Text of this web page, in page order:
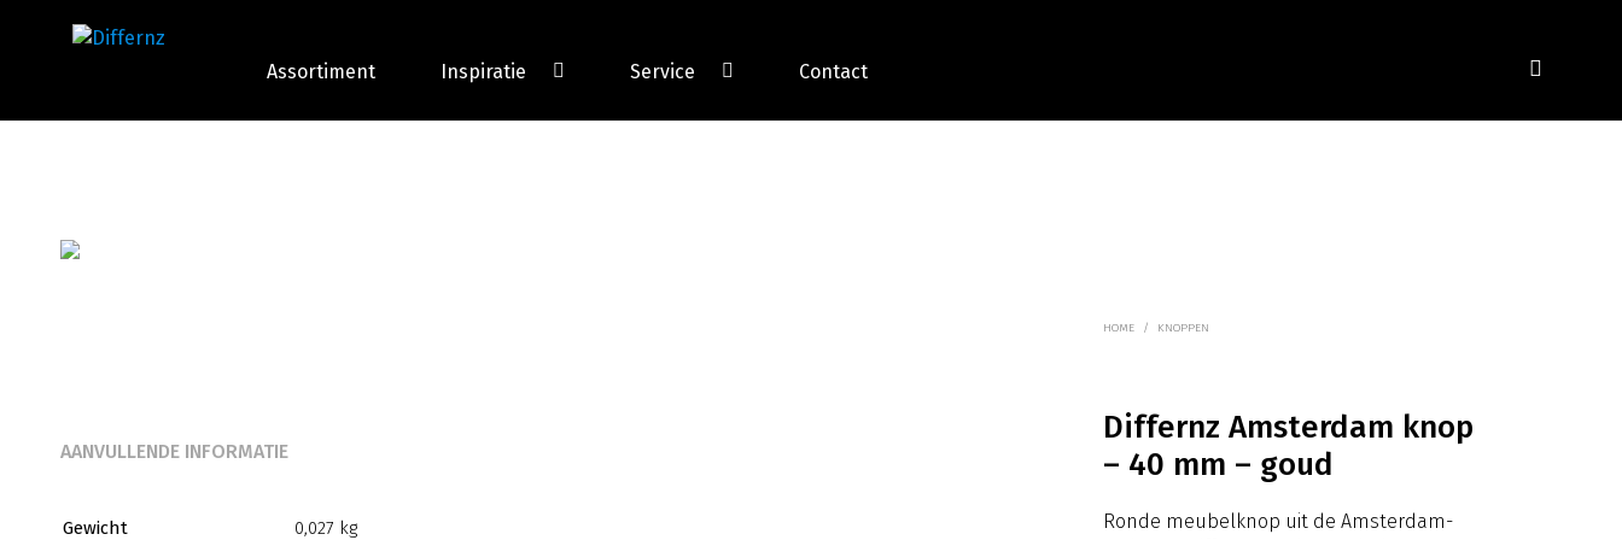
Assortiment Inspiratie Service Contact
HOME / KNOPPEN
Differnz Amsterdam knop
– 40 mm – goud
Ronde meubelknop uit de Amsterdam-
AANVULLENDE INFORMATIE
Gewicht 0,027 kg